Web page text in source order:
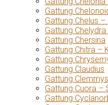
Gattung
Gattung Chelus
Gattung
Gattung Chersina
Gattung Chitra –
Gattung
Gattung Claudius
Gattung Clemmys
Gattung Cuora –
Gattung